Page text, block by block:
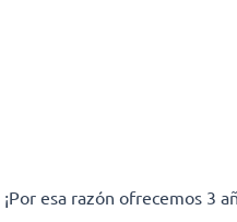
esa razón ofrecemos 3